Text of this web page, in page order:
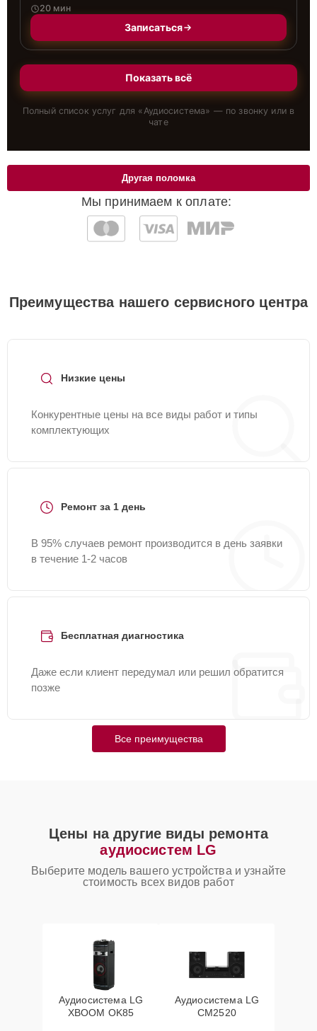
20 мин
Записаться
Показать всё
Полный список услуг для «Аудиосистема» — по звонку или в
чате
Мы принимаем к оплате:
Другая поломка
Преимущества нашего сервисного центра
Низкие цены
Конкурентные цены на все виды работ и типы
комплектующих
Ремонт за 1 день
В 95% случаев ремонт производится в день заявки
в течение 1-2 часов
Бесплатная диагностика
Даже если клиент передумал или решил обратится
позже
Все преимущества
Цены на другие виды ремонта
аудиосистем LG
Выберите модель вашего устройства и узнайте
стоимость всех видов работ
Аудиосистема LG
XBOOM OK85
Аудиосистема LG
CM2520